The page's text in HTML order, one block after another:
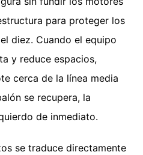
para proteger los
diez. Cuando el equipo
y reduce espacios,
cerca de la línea media
se recupera, la
de inmediato.
se traduce directamente